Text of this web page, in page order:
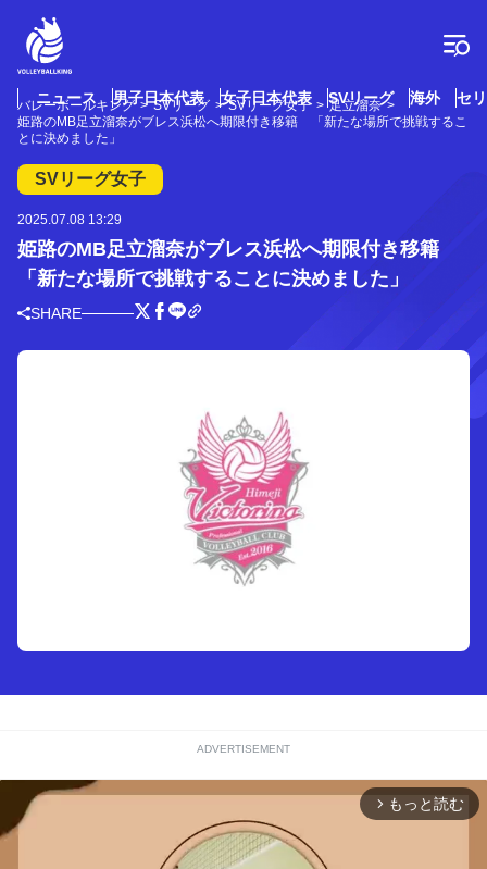
ニュース 男子日本代表 女子日本代表 SVリーグ 海外 セ
バレーボールキング SVリーグ SVリーグ女子
足立溜奈
姫路のMB足立溜奈がブレス浜松へ期限付き移籍 「新たな場所で挑戦するこ
とに決めました」
SVリーグ女子
2025.07.08 13:29
姫路のMB足立溜奈がブレス浜松へ期限付き移籍
「新たな場所で挑戦することに決めました」
SHARE
ADVERTISEMENT
arrow_forward_ios もっと読む